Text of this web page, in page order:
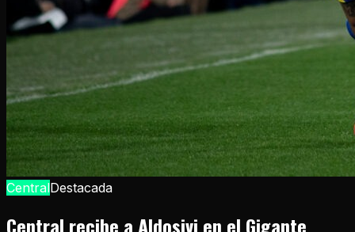
CentralDestacada
Central recibe a Aldosivi en el Gigante